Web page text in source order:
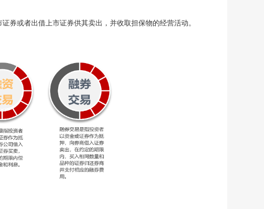
或者出借上市证券供其卖出，并收取担保物的经营活动。